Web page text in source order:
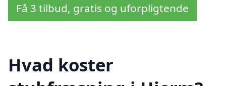
Få 3 tilbud, gratis og uforpligtende
Hvad koster